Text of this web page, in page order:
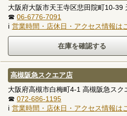
大阪府大阪市天王寺区悲田院町10-39
☎ 06-6776-7091
ℹ 営業時間・店休日・アクセス情報は
高槻阪急スクエア店
大阪府高槻市白梅町4-1 高槻阪急スク
☎ 072-686-1195
ℹ 営業時間・店休日・アクセス情報は